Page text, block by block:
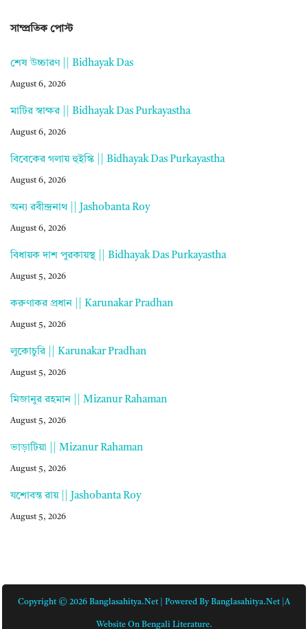
সাম্প্রতিক পোস্ট
শেষ উচ্চারণ || Bidhayak Das
August 6, 2026
মাটির স্বাক্ষর || Bidhayak Das Purkayastha
August 6, 2026
বিবেকের গলায় হুইস্কি || Bidhayak Das Purkayastha
August 6, 2026
অন্য রবীন্দ্রনাথ || Jashobanta Roy
August 6, 2026
বিধায়ক দাশ পুরকায়স্থ || Bidhayak Das Purkayastha
August 5, 2026
করুণাকর প্রধান || Karunakar Pradhan
August 5, 2026
লুকোচুরি || Karunakar Pradhan
August 5, 2026
মিজানুর রহমান || Mizanur Rahaman
August 5, 2026
ভাড়াটিয়া || Mizanur Rahaman
August 5, 2026
যশোবন্ত রায় || Jashobanta Roy
August 5, 2026
Copyright © 2026 Banglasahitya.net | Powered By Banglasahitya.net |A
Website On Bengali Literature.